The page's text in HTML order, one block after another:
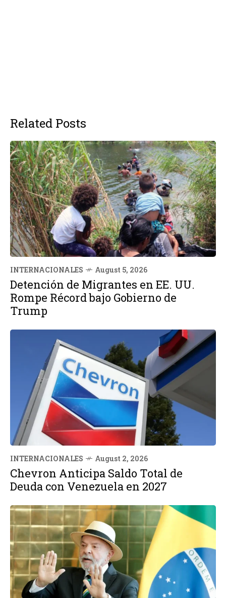
Related Posts
INTERNACIONALES August 5, 2026
Detención de Migrantes en EE. UU.
Rompe Récord bajo Gobierno de
Trump
INTERNACIONALES August 2, 2026
Chevron Anticipa Saldo Total de
Deuda con Venezuela en 2027